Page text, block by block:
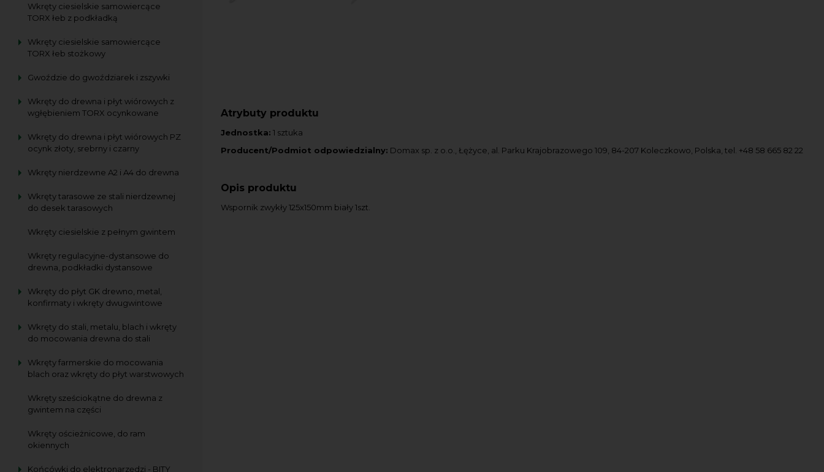
Wkręty ciesielskie samowiercące
TORX łeb z podkładką
Wkręty ciesielskie samowiercące
TORX łeb stożkowy
Gwoździe do gwoździarek i zszywki
Wkręty do drewna i płyt wiórowych z
wgłębieniem TORX ocynkowane
Wkręty do drewna i płyt wiórowych PZ
ocynk złoty, srebrny i czarny
Wkręty nierdzewne A2 i A4 do drewna
Wkręty tarasowe ze stali nierdzewnej
do desek tarasowych
Wkręty ciesielskie z pełnym gwintem
Wkręty regulacyjne-dystansowe do
drewna, podkładki dystansowe
Wkręty do płyt GK drewno, metal,
konfirmaty i wkręty dwugwintowe
Wkręty do stali, metalu, blach i wkręty
do mocowania drewna do stali
Wkręty farmerskie do mocowania
blach oraz wkręty do płyt warstwowych
Wkręty sześciokątne do drewna z
gwintem na części
Wkręty ościeżnicowe, do ram
okiennych
Końcówki do elektronarzędzi - BITY
Atrybuty produktu
Jednostka: 1 sztuka
Producent/Podmiot odpowiedzialny: Domax sp. z o.o., Łężyce, al. Parku Krajobrazowego 109, 84-207 Koleczkowo, Polska, tel. +48 58 665 82 22
Opis produktu
Wspornik zwykły 125x150mm biały 1szt.